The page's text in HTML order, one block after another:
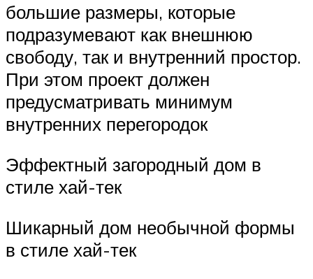
большие размеры, которые
подразумевают как внешнюю
свободу, так и внутренний простор.
При этом проект должен
предусматривать минимум
внутренних перегородок
Эффектный загородный дом в
стиле хай-тек
Шикарный дом необычной формы
в стиле хай-тек